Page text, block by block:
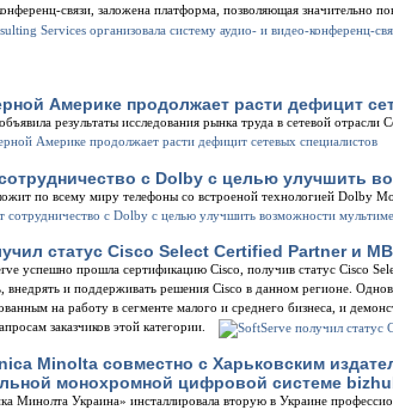
связи, заложена платформа, позволяющая значительно
Америке продолжает расти дефицит
результаты исследования рынка труда в сетевой отрасли
с Dolby с целью улучшить
по всему миру телефоны со встроеной технологией Dolby
статус Cisco Select Certified Partner и
успешно прошла сертификацию Cisco, получив статус Cisco
внедрять и поддерживать решения Cisco в данном регионе.
на работу в сегменте малого и среднего бизнеса, и
заказчиков этой категории.
Minolta совместно с Харьковским
монохромной цифровой системе
Минолта Украина» инсталлировала вторую в Украине